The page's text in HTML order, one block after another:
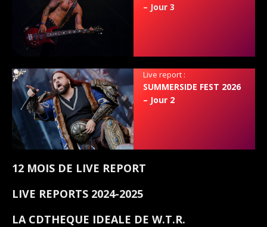
– Jour 3
Live report :
SUMMERSIDE FEST 2026
– Jour 2
12 MOIS DE LIVE REPORT
LIVE REPORTS 2024-2025
LA CDTHEQUE IDEALE DE W.T.R.